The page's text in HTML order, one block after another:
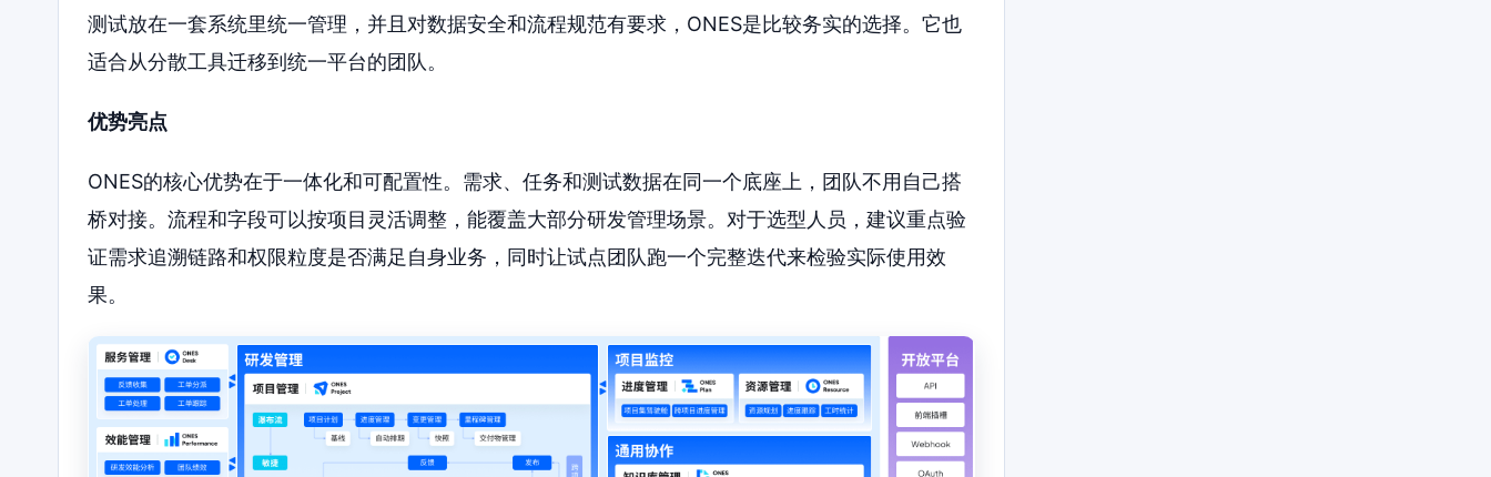
测试放在一套系统里统一管理，并且对数据安全和流程规范有要求，ONES是比较务实的选择。它也
适合从分散工具迁移到统一平台的团队。
优势亮点
ONES的核心优势在于一体化和可配置性。需求、任务和测试数据在同一个底座上，团队不用自己搭
桥对接。流程和字段可以按项目灵活调整，能覆盖大部分研发管理场景。对于选型人员，建议重点验
证需求追溯链路和权限粒度是否满足自身业务，同时让试点团队跑一个完整迭代来检验实际使用效
果。